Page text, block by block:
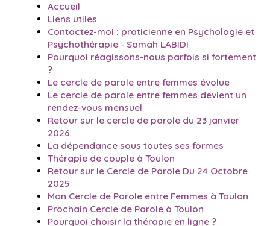
Accueil
Liens utiles
Contactez-moi : praticienne en Psychologie et
Psychothérapie - Samah LABIDI
Pourquoi réagissons-nous parfois si fortement
?
Le cercle de parole entre femmes évolue
Le cercle de parole entre femmes devient un
rendez-vous mensuel
Retour sur le cercle de parole du 23 janvier
2026
La dépendance sous toutes ses formes
Thérapie de couple à Toulon
Retour sur le Cercle de Parole Du 24 Octobre
2025
Mon Cercle de Parole entre Femmes à Toulon
Prochain Cercle de Parole à Toulon
Pourquoi choisir la thérapie en ligne ?